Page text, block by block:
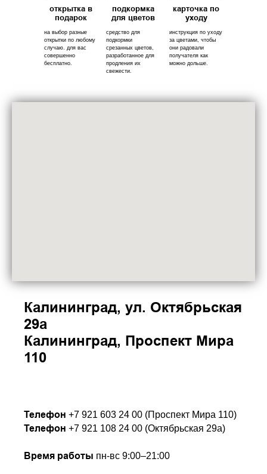
на выбор разные
открытки по любому
случаю. для вас
совершенно
бесплатно.
подкормка
для цветов
средство для
подкормки
срезанных цветов,
разработанное для
продления их
свежести.
инструкция по уходу
за цветами, чтобы
они радовали
получателя как
можно дольше.
карточка по
уходу
открытка в
подарок
Калининград, ул. Октябрьская
29а
Калининград, Проспект Мира
110
Телефон +7 921 603 24 00 (Проспект Мира 110)
Телефон +7 921 108 24 00 (Октябрьская 29а)
Время работы пн-вс 9:00–21:00